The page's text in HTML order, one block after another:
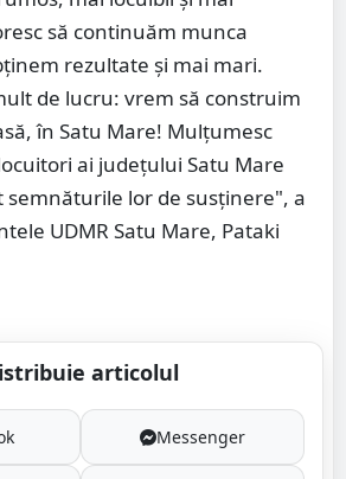
să continuăm munca
rezultate și mai mari.
de lucru: vrem să construim
în Satu Mare! Mulțumesc
ai județului Satu Mare
semnăturile lor de susținere", a
UDMR Satu Mare, Pataki
articolul
Messenger